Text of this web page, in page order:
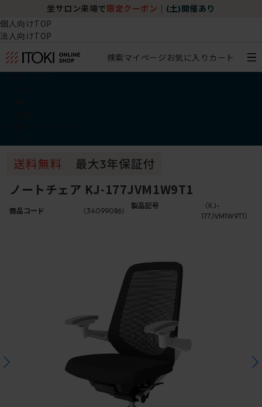
坐サロン来場で 限定クーポン (土)開催あり
個人向けTOP
法人向けTOP
検索マイページ お気に入り カート
ノートチェア KJ-177JVM1W9T1
商品コード （34099086）
製品記号
（KJ-
177JVM1W9T1）